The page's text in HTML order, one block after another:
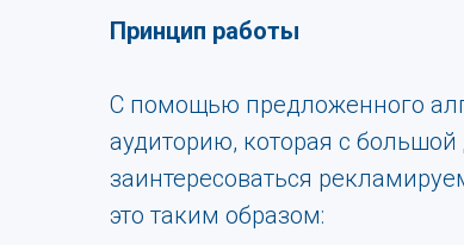
Принцип работы
С помощью предложенного
аудиторию, которая с
заинтересоваться
это таким образом: